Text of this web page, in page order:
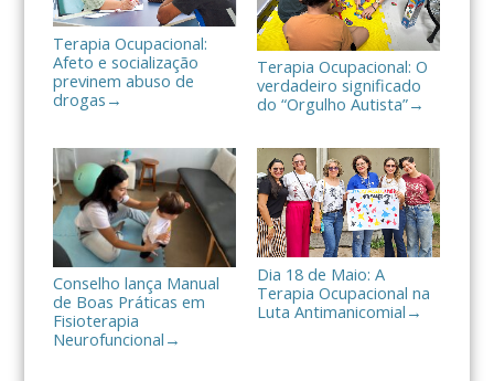
Terapia Ocupacional:
Afeto e socialização
previnem abuso de
drogas →
Terapia Ocupacional: O
verdadeiro significado
do “Orgulho Autista”→
Conselho lança Manual
de Boas Práticas em
Fisioterapia
Neurofuncional →
Dia 18 de Maio: A
Terapia Ocupacional na
Luta Antimanicomial →